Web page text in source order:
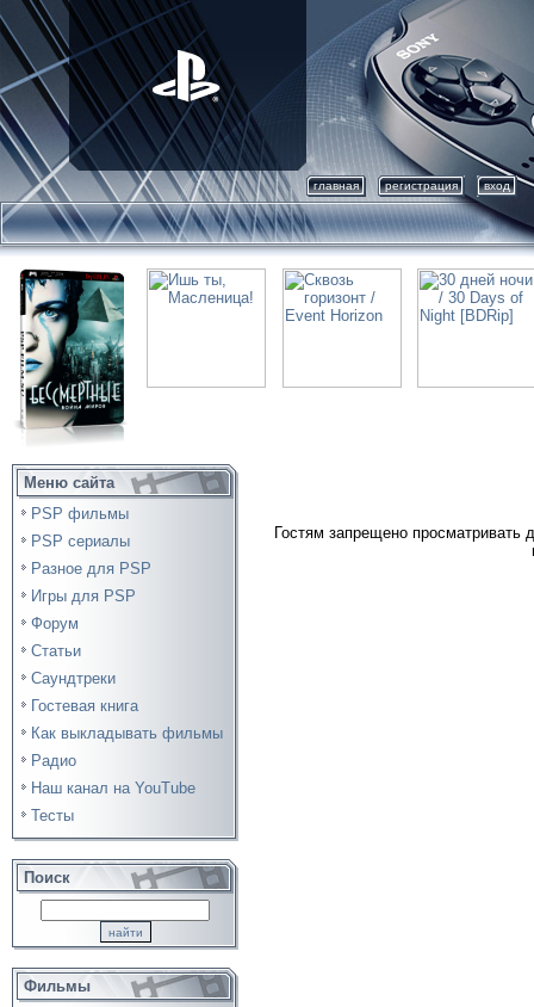
главная регистрация вход
Меню сайта
PSP фильмы
PSP сериалы
Разное для PSP
Игры для PSP
Форум
Статьи
Саундтреки
Гостевая книга
Как выкладывать фильмы
Радио
Наш канал на YouTube
Тесты
Поиск
Фильмы
Гостям запрещено просматривать